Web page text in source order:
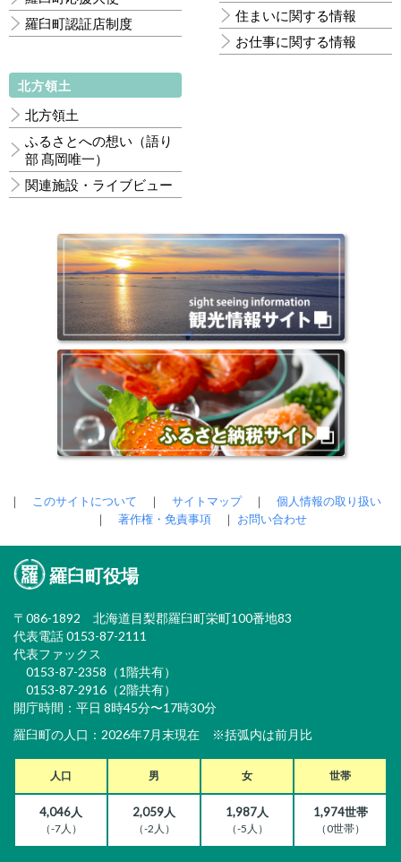
羅臼町認証店制度
住まいに関する情報
お仕事に関する情報
北方領土
北方領土
ふるさとへの想い（語り
部 髙岡唯一）
関連施設・ライブビュー
｜ このサイトについて ｜ サイトマップ｜ 個人情報の取り扱い
｜ 著作権・免責事項｜ お問い合わせ
羅臼町役場
〒086-1892 北海道目梨郡羅臼町栄町100番地83
代表電話 0153-87-2111
代表ファックス
0153-87-2358（1階共有）
0153-87-2916（2階共有）
開庁時間：平日 8時45分〜17時30分
羅臼町の人口：2026年7月末現在 ※括弧内は前月比
人口 男 女 世帯
4,046人
（-7人）
2,059人
（-2人）
1,987人
（-5人）
1,974世帯
（0世帯）